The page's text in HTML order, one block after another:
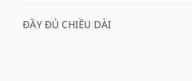
ĐẦY ĐỦ CHIỀU DÀI